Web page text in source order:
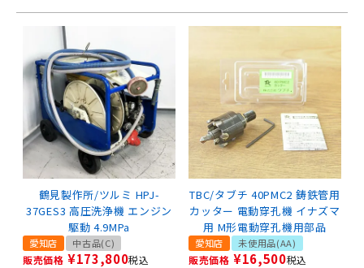
鶴見製作所/ツルミ HPJ-
37GES3 高圧洗浄機 エンジン
駆動 4.9MPa
愛知店 中古品(C)
販売価格 ¥173,800税込
TBC/タブチ 40PMC2 鋳鉄管用
カッター 電動穿孔機 イナズマ
用 M形電動穿孔機用部品
愛知店 未使用品(AA)
販売価格 ¥16,500税込